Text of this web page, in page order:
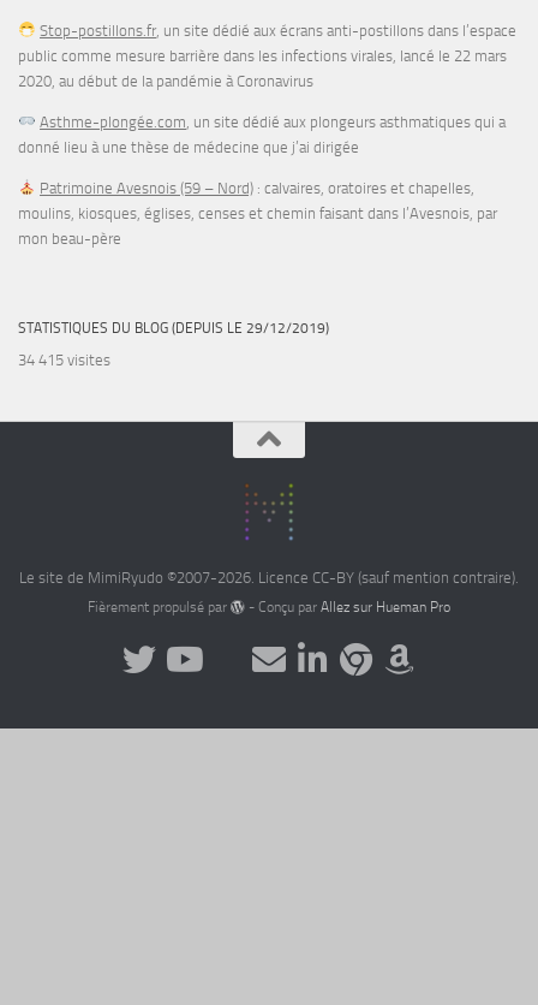
Stop-postillons.fr , un site dédié aux écrans anti-postillons dans l’espace
public comme mesure barrière dans les infections virales, lancé le 22 mars
2020, au début de la pandémie à Coronavirus
Asthme-plongée.com , un site dédié aux plongeurs asthmatiques qui a
donné lieu à une thèse de médecine que j’ai dirigée
Patrimoine Avesnois (59 – Nord) : calvaires, oratoires et chapelles,
moulins, kiosques, églises, censes et chemin faisant dans l’Avesnois, par
mon beau-père
STATISTIQUES DU BLOG (DEPUIS LE 29/12/2019)
34 415 visites
Le site de MimiRyudo ©2007-2026. Licence CC-BY (sauf mention contraire).
Fièrement propulsé par - Conçu par Allez sur Hueman Pro